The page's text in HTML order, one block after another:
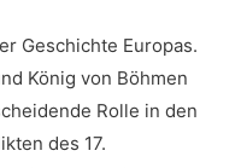
Geschichte Europas.
König von Böhmen⁣
⁢Rolle‌ in den
des 17.